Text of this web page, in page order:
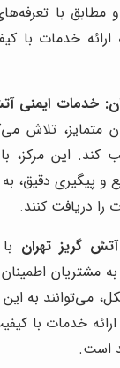
مطابق با
ارائه خدمات با
خدمات ایمنی
متمایز، تلاش
این مرکز، با
و پیگیری دقیق،
را دریافت کنند.
گریز تهران
مشتریان
می‌توانند به
ارائه خدمات با
است.